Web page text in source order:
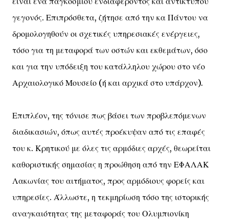
γεγονός. Επιπρόσθετα, ζήτησε από την κα Πάντου να
δρομολογηθούν οι σχετικές υπηρεσιακές ενέργειες,
τόσο για τη μεταφορά των οστών και εκθεμάτων, όσο
και για την υπόδειξη του κατάλληλου χώρου στο νέο
Αρχαιολογικό Μουσείο (ή και αρχικά στο υπάρχον).
Επιπλέον, της τόνισε πως βάσει των προβλεπόμενων
διαδικασιών, όπως αυτές προέκυψαν από τις επαφές
του κ. Κρητικού με όλες τις αρμόδιες αρχές, θεωρείται
καθοριστικής σημασίας η προώθηση από την ΕΦΑΛΑΚ
Λακωνίας του αιτήματος, προς αρμόδιους φορείς και
υπηρεσίες. Άλλωστε, η τεκμηρίωση τόσο της ιστορικής
αναγκαιότητας της μεταφοράς του Ολυμπιονίκη